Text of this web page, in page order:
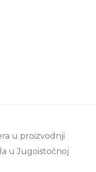
u proizvodnji
u Jugoistočnoj